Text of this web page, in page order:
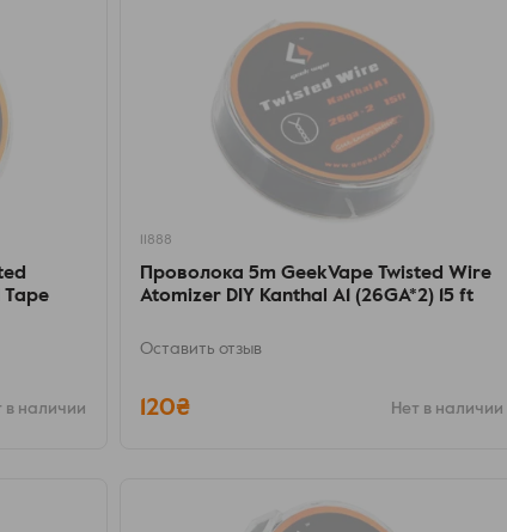
Tape
в наличии
11888
Проволока 5m GeekVape Twisted Wire
Atomizer DIY Kanthal A1 (26GA*2) 15 ft
Оставить отзыв
120₴ Нет в наличии